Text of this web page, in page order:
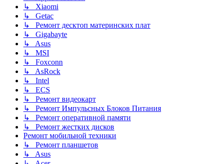
↳ Xiaomi
↳ Getac
↳ Ремонт десктоп материнских плат
↳ Gigabayte
↳ Asus
↳ MSI
↳ Foxconn
↳ AsRock
↳ Intel
↳ ECS
↳ Ремонт видеокарт
↳ Ремонт Импульсных Блоков Питания
↳ Ремонт оперативной памяти
↳ Ремонт жестких дисков
Ремонт мобильной техники
↳ Ремонт планшетов
↳ Asus